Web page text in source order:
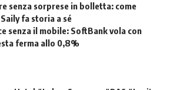
senza sorprese in bolletta: come
fa storia a sé
senza il mobile: SoftBank vola con
ferma allo 0,8%